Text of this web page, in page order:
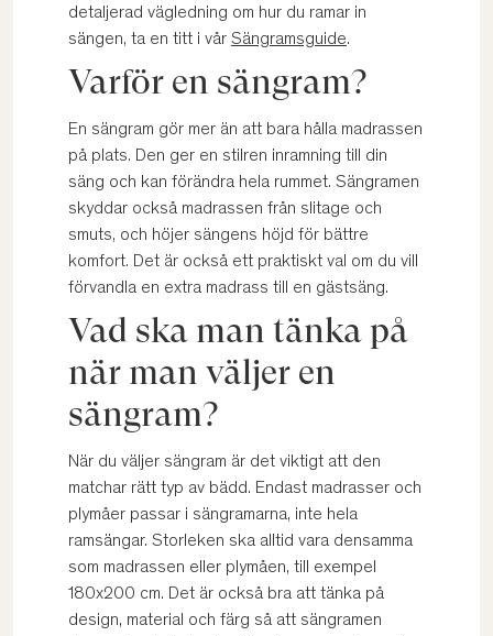
detaljerad vägledning om hur du ramar in
sängen, ta en titt i vår Sängramsguide.
Varför en sängram?
En sängram gör mer än att bara hålla madrassen
på plats. Den ger en stilren inramning till din
säng och kan förändra hela rummet. Sängramen
skyddar också madrassen från slitage och
smuts, och höjer sängens höjd för bättre
komfort. Det är också ett praktiskt val om du vill
förvandla en extra madrass till en gästsäng.
Vad ska man tänka på
när man väljer en
sängram?
När du väljer sängram är det viktigt att den
matchar rätt typ av bädd. Endast madrasser och
plymåer passar i sängramarna, inte hela
ramsängar. Storleken ska alltid vara densamma
som madrassen eller plymåen, till exempel
180x200 cm. Det är också bra att tänka på
design, material och färg så att sängramen